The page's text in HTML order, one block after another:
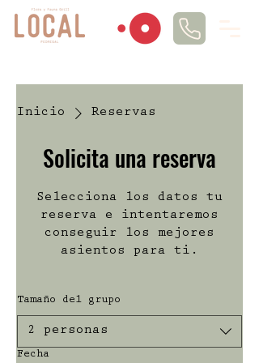
Inicio Reservas
Solicita una reserva
Selecciona los datos tu
reserva e intentaremos
conseguir los mejores
asientos para ti.
Tamaño del grupo
2 personas
Fecha